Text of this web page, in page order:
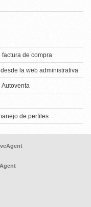
de compra
la web administrativa
Autoventa
de perfiles